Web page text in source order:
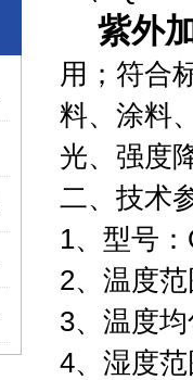
紫外
用；符合
料、涂料
光、强度
二、技术
1、型号
2、温度
3、温度
4、湿度